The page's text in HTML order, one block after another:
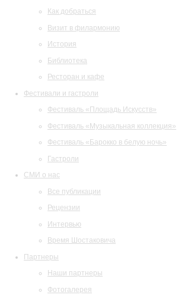
Как добраться
Визит в филармонию
История
Библиотека
Ресторан и кафе
Фестивали и гастроли
Фестиваль «Площадь Искусств»
Фестиваль «Музыкальная коллекция»
Фестиваль «Барокко в белую ночь»
Гастроли
СМИ о нас
Все публикации
Рецензии
Интервью
Время Шостаковича
Партнеры
Наши партнеры
Фотогалерея